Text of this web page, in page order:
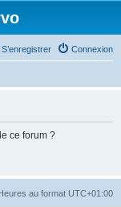
Connexion
S’enregistrer
ce forum ?
au format UTC+01:00